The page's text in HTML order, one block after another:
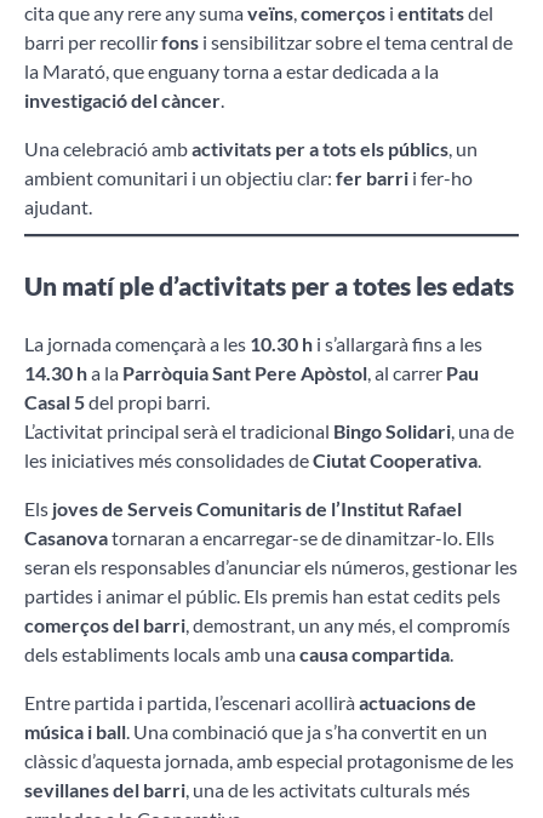
cita que any rere any sumaveïns,comerços i entitatsdel
barri per recollirfons i sensibilitzar sobre el tema central de
la Marató, que enguany torna a estar dedicada a la
investigació del càncer.
Una celebració ambactivitats per a tots els públics, un
ambient comunitari i un objectiu clar: fer barri i fer-ho
ajudant.
Un matí ple d’activitats per a totes les edats
La jornada començarà a les 10.30 h i s’allargarà fins a les
14.30 ha la Parròquia Sant Pere Apòstol, al carrer Pau
Casal 5del propi barri.
L’activitat principal serà el tradicional Bingo Solidari, una de
les iniciatives més consolidades deCiutat Cooperativa.
Els joves de Serveis Comunitaris de l’Institut Rafael
Casanovatornaran a encarregar-se de dinamitzar-lo. Ells
seran els responsables d’anunciar els números, gestionar les
partides i animar el públic. Els premis han estat cedits pels
comerços del barri, demostrant, un any més, el compromís
dels establiments locals amb unacausa compartida.
Entre partida i partida, l’escenari acolliràactuacions de
música i ball. Una combinació que ja s’ha convertit en un
clàssic d’aquesta jornada, amb especial protagonisme de les
sevillanes del barri, una de les activitats culturals més